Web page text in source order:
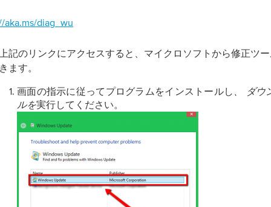
aka.ms/diag_wu
記のリンクにアクセスすると、マイクロソフトから修正ツ
ます。
画面の指示に従ってプログラムをインストールし 、
ダウ
ルを実行してください。